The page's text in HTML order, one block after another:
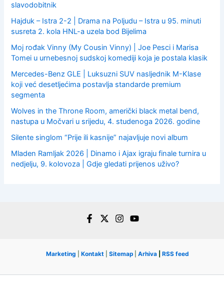
slavodobitnik
Hajduk – Istra 2-2 | Drama na Poljudu – Istra u 95. minuti
susreta 2. kola HNL-a uzela bod Bijelima
Moj rođak Vinny (My Cousin Vinny) | Joe Pesci i Marisa
Tomei u urnebesnoj sudskoj komediji koja je postala klasik
Mercedes-Benz GLE | Luksuzni SUV nasljednik M-Klase
koji već desetljećima postavlja standarde premium
segmenta
Wolves in the Throne Room, američki black metal bend,
nastupa u Močvari u srijedu, 4. studenoga 2026. godine
Silente singlom “Prije ili kasnije” najavljuje novi album
Mladen Ramljak 2026 | Dinamo i Ajax igraju finale turnira u
nedjelju, 9. kolovoza | Gdje gledati prijenos uživo?
Marketing Kontakt Sitemap Arhiva RSS feed